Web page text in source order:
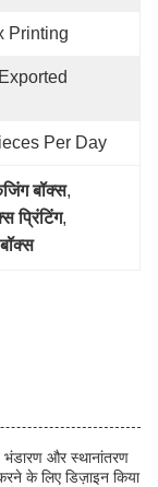
Printing
Per Day
बॉक्स,
प्रिंटिंग,
भंडारण और स्थानांतरण
के लिए डिज़ाइन किया